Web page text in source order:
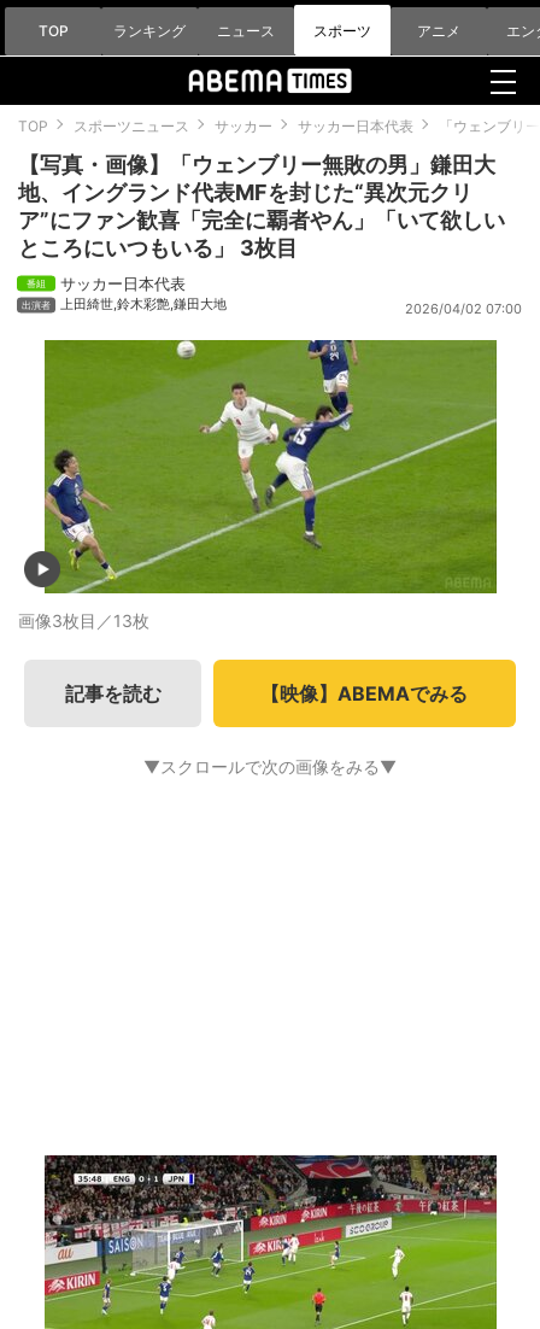
TOP ランキング ニュース スポーツ アニメ エン
TOP スポーツニュース サッカー サッカー日本代表 「ウェンブリ
【写真・画像】「ウェンブリー無敗の男」鎌田大
地、イングランド代表MFを封じた“異次元クリ
ア”にファン歓喜「完全に覇者やん」「いて欲しい
ところにいつもいる」 3枚目
サッカー日本代表
上田綺世,鈴木彩艶,鎌田大地 2026/04/02 07:00
画像3枚目／13枚
記事を読む 【映像】ABEMAでみる
▼スクロールで次の画像をみる▼